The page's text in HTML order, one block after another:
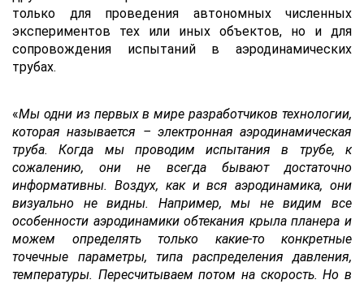
только для проведения автономных численных
экспериментов тех или иных объектов, но и для
сопровождения испытаний в аэродинамических
трубах.
«Мы одни из первых в мире разработчиков технологии,
которая называется – электронная аэродинамическая
труба. Когда мы проводим испытания в трубе, к
сожалению, они не всегда бывают достаточно
информативны. Воздух, как и вся аэродинамика, они
визуально не видны. Например, мы не видим все
особенности аэродинамики обтекания крыла планера и
можем определять только какие-то конкретные
точечные параметры, типа распределения давления,
температуры. Пересчитываем потом на скорость. Но в